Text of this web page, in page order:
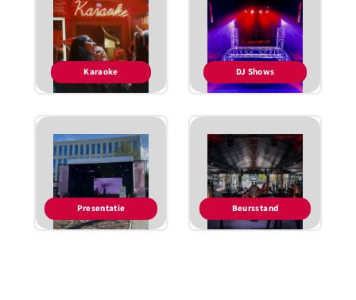
Karaoke DJ Shows
Presentatie Beursstand